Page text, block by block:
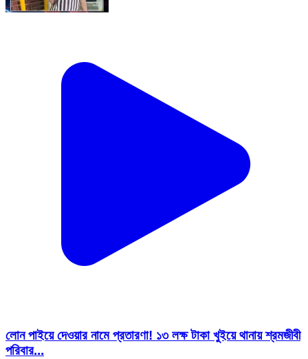
লোন পাইয়ে দেওয়ার নামে প্রতারণা! ১৩ লক্ষ টাকা খুইয়ে থানায় শ্রমজীবী
পরিবার...